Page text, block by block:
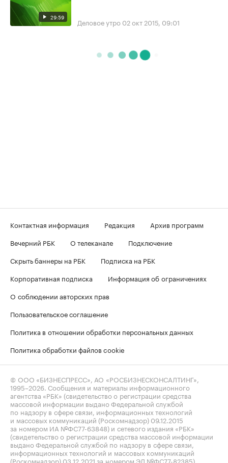
29:59 Деловое утро 02 окт 2015, 09:01
Контактная информация Редакция
Архив программ
Вечерний РБК
О телеканале
Подключение
Скрыть баннеры на РБК
Подписка на РБК
Корпоративная подписка
Информация об ограничениях
О соблюдении авторских прав
Пользовательское соглашение
Политика в отношении обработки персональных данных
Политика обработки файлов cookie
© ООО «БИЗНЕСПРЕСС», АО «РОСБИЗНЕСКОНСАЛТИНГ»,
1995–2026 . Сообщения и материалы информационного
агентства «РБК» (свидетельство о регистрации средства
массовой информации выдано Федеральной службой
по надзору в сфере связи, информационных технологий
и массовых коммуникаций (Роскомнадзор) 09.12.2015
за номером ИА №ФС77-63848) и сетевого издания «РБК»
(свидетельство о регистрации средства массовой информации
выдано Федеральной службой по надзору в сфере связи,
информационных технологий и массовых коммуникаций
(Роскомнадзор) 03.12.2021 за номером ЭЛ №ФС77-82385)